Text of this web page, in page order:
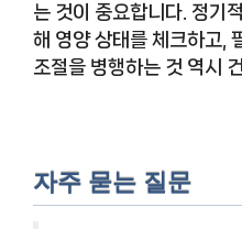
는 것이 중요합니다. 정기
해 영양 상태를 체크하고,
조절을 병행하는 것 역시
자주 묻는 질문